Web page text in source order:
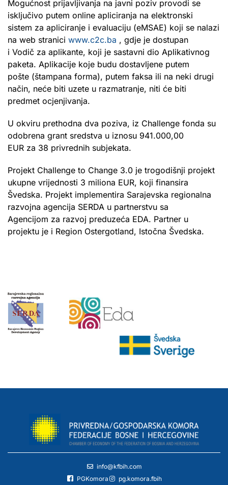
Mogućnost prijavljivanja na javni poziv provodi se
isključivo putem online apliciranja na elektronski
sistem za apliciranje i evaluaciju (eMSAE) koji se nalazi
na web stranici www.c2c.ba , gdje je dostupan
i Vodič za aplikante, koji je sastavni dio Aplikativnog
paketa. Aplikacije koje budu dostavljene putem
pošte (štampana forma), putem faksa ili na neki drugi
način, neće biti uzete u razmatranje, niti će biti
predmet ocjenjivanja.
U okviru prethodna dva poziva, iz Challenge fonda su
odobrena grant sredstva u iznosu 941.000,00
EUR za 38 privrednih subjekata.
Projekt Challenge to Change 3.0 je trogodišnji projekt
ukupne vrijednosti 3 miliona EUR, koji finansira
Švedska. Projekt implementira Sarajevska regionalna
razvojna agencija SERDA u partnerstvu sa
Agencijom za razvoj preduzeća EDA. Partner u
projektu je i Region Ostergotland, Istočna Švedska.
info@kfbih.com
PGKomora
pg.komora.fbih